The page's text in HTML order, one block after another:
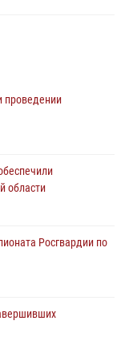
250 выездов и
области
Росгвардии по
в городе Кашин
— патриотическое
в Тверской области
проведении
области
Росгвардии по